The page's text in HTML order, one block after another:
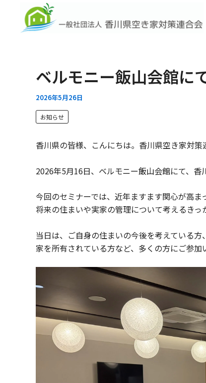
ベルモニー飯山会館に
2026年5月26日
お知らせ
香川県の皆様、こんにちは。香川県空き家対策
2026年5月16日、ベルモニー飯山会館にて、香
今回のセミナーでは、近年ますます関心が高
将来の住まいや実家の管理について考えるきっ
当日は、ご自身の住まいの今後を考えている
家を所有されている方など、多くの方にご参加